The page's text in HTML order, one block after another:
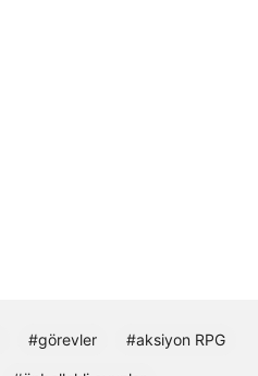
#görevler #aksiyon RPG